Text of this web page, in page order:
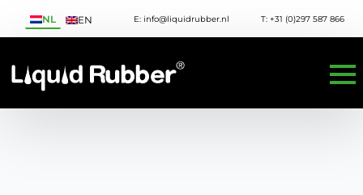
NL EN E: info@liquidrubber.nl T: +31 (0)297 587 866